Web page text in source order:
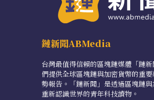
鏈新聞ABMedia
台灣最值得信賴的區塊鏈媒體「鏈
們提供全球區塊鏈與加密貨幣的重
勢報告。「鏈新聞」是透過區塊鏈
重新認識世界的青年科技讀物。